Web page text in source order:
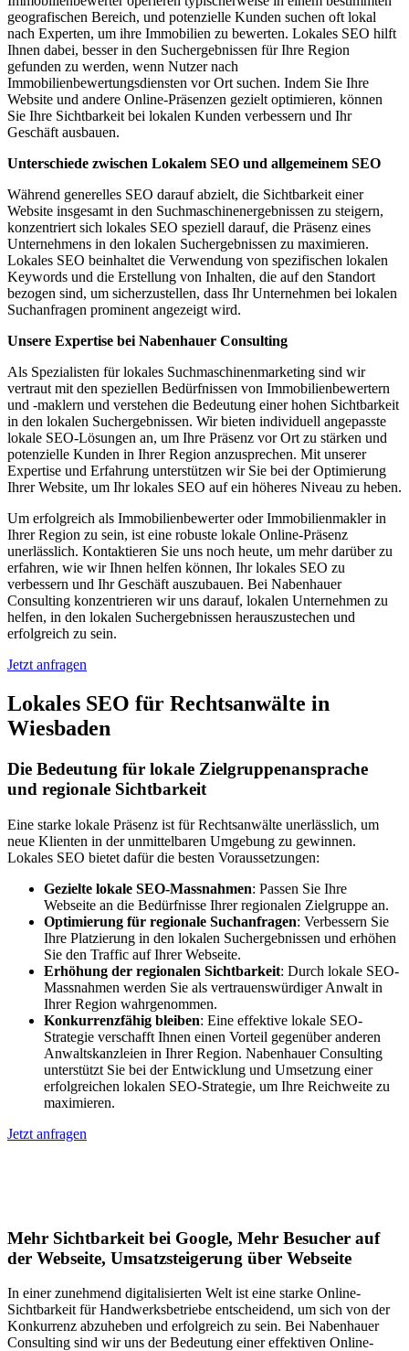
geografischen Bereich, und potenzielle Kunden suchen oft lokal
nach Experten, um ihre Immobilien zu bewerten. Lokales SEO hilft
Ihnen dabei, besser in den Suchergebnissen für Ihre Region
gefunden zu werden, wenn Nutzer nach
Immobilienbewertungsdiensten vor Ort suchen. Indem Sie Ihre
Website und andere Online-Präsenzen gezielt optimieren, können
Sie Ihre Sichtbarkeit bei lokalen Kunden verbessern und Ihr
Geschäft ausbauen.
Unterschiede zwischen Lokalem SEO und allgemeinem SEO
Während generelles SEO darauf abzielt, die Sichtbarkeit einer
Website insgesamt in den Suchmaschinenergebnissen zu steigern,
konzentriert sich lokales SEO speziell darauf, die Präsenz eines
Unternehmens in den lokalen Suchergebnissen zu maximieren.
Lokales SEO beinhaltet die Verwendung von spezifischen lokalen
Keywords und die Erstellung von Inhalten, die auf den Standort
bezogen sind, um sicherzustellen, dass Ihr Unternehmen bei lokalen
Suchanfragen prominent angezeigt wird.
Unsere Expertise bei Nabenhauer Consulting
Als Spezialisten für lokales Suchmaschinenmarketing sind wir
vertraut mit den speziellen Bedürfnissen von Immobilienbewertern
und -maklern und verstehen die Bedeutung einer hohen Sichtbarkeit
in den lokalen Suchergebnissen. Wir bieten individuell angepasste
lokale SEO-Lösungen an, um Ihre Präsenz vor Ort zu stärken und
potenzielle Kunden in Ihrer Region anzusprechen. Mit unserer
Expertise und Erfahrung unterstützen wir Sie bei der Optimierung
Ihrer Website, um Ihr lokales SEO auf ein höheres Niveau zu heben.
Um erfolgreich als Immobilienbewerter oder Immobilienmakler in
Ihrer Region zu sein, ist eine robuste lokale Online-Präsenz
unerlässlich. Kontaktieren Sie uns noch heute, um mehr darüber zu
erfahren, wie wir Ihnen helfen können, Ihr lokales SEO zu
verbessern und Ihr Geschäft auszubauen. Bei Nabenhauer
Consulting konzentrieren wir uns darauf, lokalen Unternehmen zu
helfen, in den lokalen Suchergebnissen herauszustechen und
erfolgreich zu sein.
Jetzt anfragen
Lokales SEO für Rechtsanwälte in
Wiesbaden
Die Bedeutung für lokale Zielgruppenansprache
und regionale Sichtbarkeit
Eine starke lokale Präsenz ist für Rechtsanwälte unerlässlich, um
neue Klienten in der unmittelbaren Umgebung zu gewinnen.
Lokales SEO bietet dafür die besten Voraussetzungen:
Gezielte lokale SEO-Massnahmen: Passen Sie Ihre
Webseite an die Bedürfnisse Ihrer regionalen Zielgruppe an.
Optimierung für regionale Suchanfragen: Verbessern Sie
Ihre Platzierung in den lokalen Suchergebnissen und erhöhen
Sie den Traffic auf Ihrer Webseite.
Erhöhung der regionalen Sichtbarkeit: Durch lokale SEO-
Massnahmen werden Sie als vertrauenswürdiger Anwalt in
Ihrer Region wahrgenommen.
Konkurrenzfähig bleiben: Eine effektive lokale SEO-
Strategie verschafft Ihnen einen Vorteil gegenüber anderen
Anwaltskanzleien in Ihrer Region. Nabenhauer Consulting
unterstützt Sie bei der Entwicklung und Umsetzung einer
erfolgreichen lokalen SEO-Strategie, um Ihre Reichweite zu
maximieren.
Jetzt anfragen
Mehr Sichtbarkeit bei Google, Mehr Besucher auf
der Webseite, Umsatzsteigerung über Webseite
In einer zunehmend digitalisierten Welt ist eine starke Online-
Sichtbarkeit für Handwerksbetriebe entscheidend, um sich von der
Konkurrenz abzuheben und erfolgreich zu sein. Bei Nabenhauer
Consulting sind wir uns der Bedeutung einer effektiven Online-